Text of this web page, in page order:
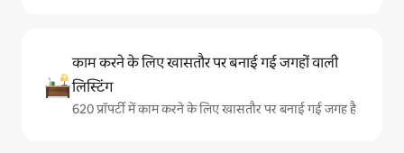
काम करने के लिए खासतौर पर बनाई गई जगहों वाली
लिस्टिंग
620 प्रॉपर्टी में काम करने के लिए खासतौर पर बनाई गई जगह है